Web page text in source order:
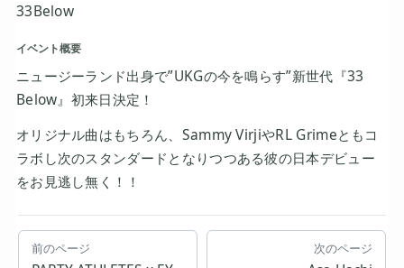
33Below
イベント概要
ニュージーランド出身で”UKGの今を鳴らす”新世代『33
Below』初来日決定！
オリジナル曲はもちろん、Sammy VirjiやRL Grimeともコ
ラボし次のスタンダードとなりつつある彼の日本デビュー
をお見逃し無く！！
前のページ 次のページ